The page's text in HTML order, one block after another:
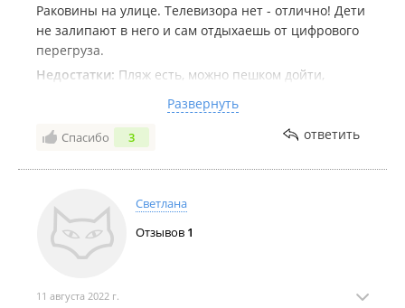
Раковины на улице. Телевизора нет - отлично! Дети
не залипают в него и сам отдыхаешь от цифрового
перегруза.
Недостатки: Пляж есть, можно пешком дойти,
белых песков Ливадии надо недолго ехать на
машине.
согласитесь, что такое любят не все. Хорошо, что
есть разные базы, в том числе и такие, куда
приятно приехать с детьми и спать спокойно
ночью. И хозяин честно об этом предупреждает.
ночь гуляй.
Развернуть
Спасибо 3 ответить
Светлана
Отзывов 1
11 августа 2022 г.